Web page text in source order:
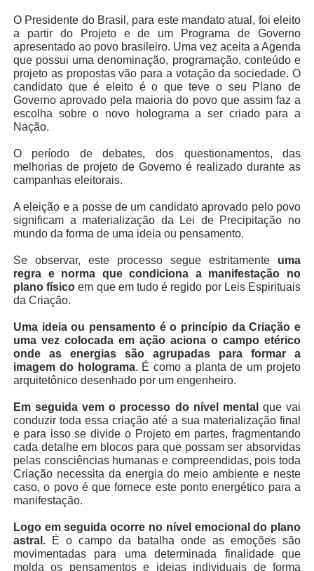
O Presidente do Brasil, para este mandato atual, foi eleito
a partir do Projeto e de um Programa de Governo
apresentado ao povo brasileiro. Uma vez aceita a Agenda
que possui uma denominação, programação, conteúdo e
projeto as propostas vão para a votação da sociedade. O
candidato que é eleito é o que teve o seu Plano de
Governo aprovado pela maioria do povo que assim faz a
escolha sobre o novo holograma a ser criado para a
Nação.
O período de debates, dos questionamentos, das
melhorias de projeto de Governo é realizado durante as
campanhas eleitorais.
A eleição e a posse de um candidato aprovado pelo povo
significam a materialização da Lei de Precipitação no
mundo da forma de uma ideia ou pensamento.
Se observar, este processo segue estritamente uma
regra e norma que condiciona a manifestação no
plano físico em que em tudo é regido por Leis Espirituais
da Criação.
Uma ideia ou pensamento é o princípio da Criação e
uma vez colocada em ação aciona o campo etérico
onde as energias são agrupadas para formar a
imagem do holograma. É como a planta de um projeto
arquitetônico desenhado por um engenheiro.
Em seguida vem o processo do nível mental que vai
conduzir toda essa criação até a sua materialização final
e para isso se divide o Projeto em partes, fragmentando
cada detalhe em blocos para que possam ser absorvidas
pelas consciências humanas e compreendidas, pois toda
Criação necessita da energia do meio ambiente e neste
caso, o povo é que fornece este ponto energético para a
manifestação.
Logo em seguida ocorre no nível emocional do plano
astral.É o campo da batalha onde as emoções são
movimentadas para uma determinada finalidade que
molda os pensamentos e ideias individuais de forma